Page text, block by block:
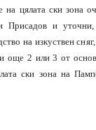
на цялата ски зона
Присадов и
на изкуствен
още 2 или 3 от
ски зона на